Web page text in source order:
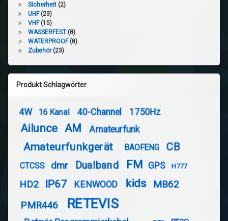
Sicherheit (2)
UHF (23)
VHF (15)
WASSERFEST (8)
WATERPROOF (8)
Zubehör (23)
Produkt Schlagwörter
4W 16 Kanal 40-Channel 1750Hz
Ailunce AM Amateurfunk
Amateurfunkgerät BAOFENG CB
CTCSS dmr Dualband FM GPS H777
HD2 IP67 KENWOOD kids
MB62
PMR446
RETEVIS